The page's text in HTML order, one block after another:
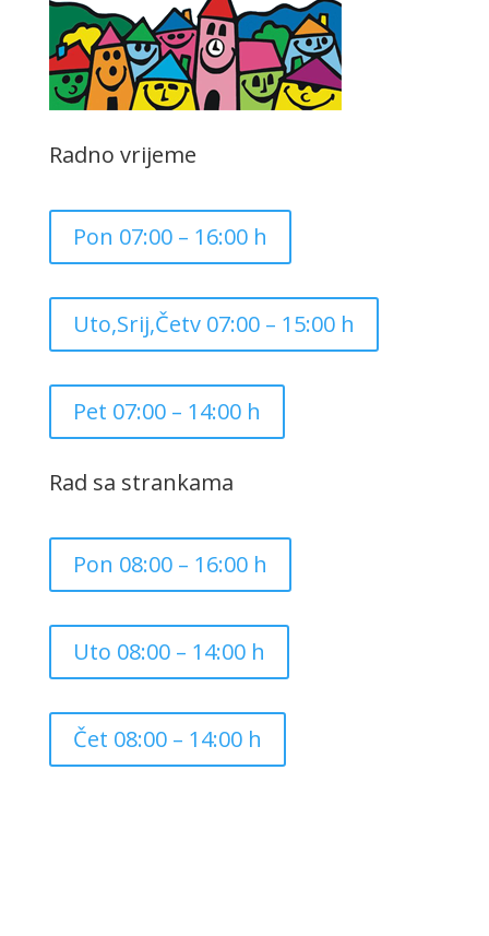
Radno vrijeme
Pon 07:00 – 16:00 h
Uto,Srij,Četv 07:00 – 15:00 h
Pet 07:00 – 14:00 h
Rad sa strankama
Pon 08:00 – 16:00 h
Uto 08:00 – 14:00 h
Čet 08:00 – 14:00 h